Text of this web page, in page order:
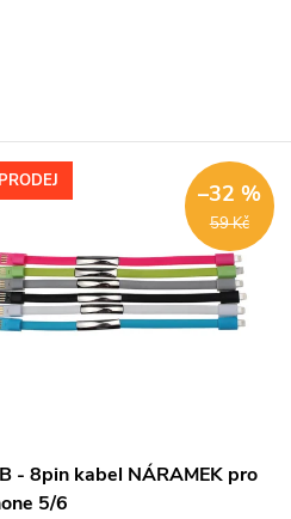
59 Kč
–32 %
- 8pin kabel NÁRAMEK pro
5/6